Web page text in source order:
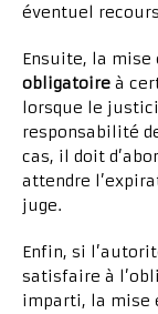
éventuel
Ensuite, la
obligatoire à
lorsque le
responsabilité
cas, il doit
attendre
juge.
Enfin, si
satisfaire à
imparti, la mise